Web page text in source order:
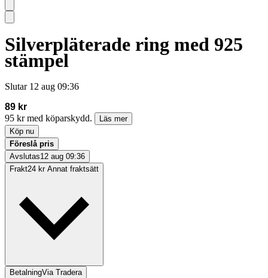
Silverpläterade ring med 925
stämpel
Slutar 12 aug 09:36
89 kr
95 kr med köparskydd.
Läs mer
Köp nu
Föreslå pris
Avslutas12 aug 09:36
Frakt24 kr Annat fraktsätt
BetalningVia Tradera